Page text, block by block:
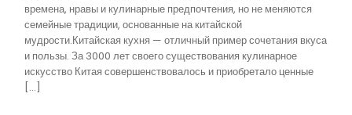
времена, нравы и кулинарные предпочтения, но не меняются
семейные традиции, основанные на китайской
мудрости.Китайская кухня — отличный пример сочетания вкуса
и пользы. За 3000 лет своего существования кулинарное
искусство Китая совершенствовалось и приобретало ценные
[…]